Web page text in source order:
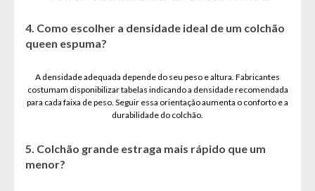
4. Como escolher a densidade ideal de um colchão
queen espuma?
A densidade adequada depende do seu peso e altura. Fabricantes
costumam disponibilizar tabelas indicando a densidade recomendada
para cada faixa de peso. Seguir essa orientação aumenta o conforto e a
durabilidade do colchão.
5. Colchão grande estraga mais rápido que um
menor?